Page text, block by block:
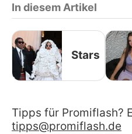
In diesem Artikel
Stars
Tipps für Promiflash?
tipps@promiflash.de